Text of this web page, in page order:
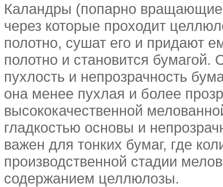
Каландры (попарно
через которые проходит
полотно, сушат его и придают
полотно и становится бумагой.
пухлость и непрозрачность
она менее пухлая и более
высококачественной
гладкостью основы и
важен для тонких бумаг, где
производственной стадии
содержанием целлюлозы.